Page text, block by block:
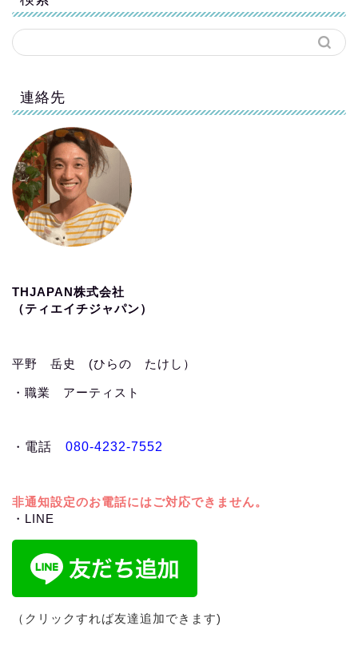
連絡先
THJAPAN株式会社
（ティエイチジャパン）
平野 岳史 (ひらの たけし）
・職業 アーティスト
・ 電話 080-4232-7552
非通知設定のお電話にはご対応できません。
・LINE
（クリックすれば友達追加できます)